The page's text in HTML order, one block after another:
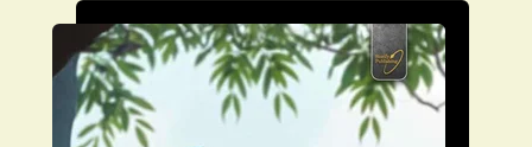
Om Stora bokvalet
Olivia tipsar